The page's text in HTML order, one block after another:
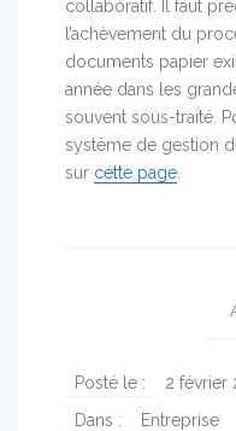
collaboratif. Il faut
l’achèvement du
documents papier
année dans les
souvent sous-traité.
système de gestion
sur cette page
Posté le :
2 février
Dans :
Entreprise